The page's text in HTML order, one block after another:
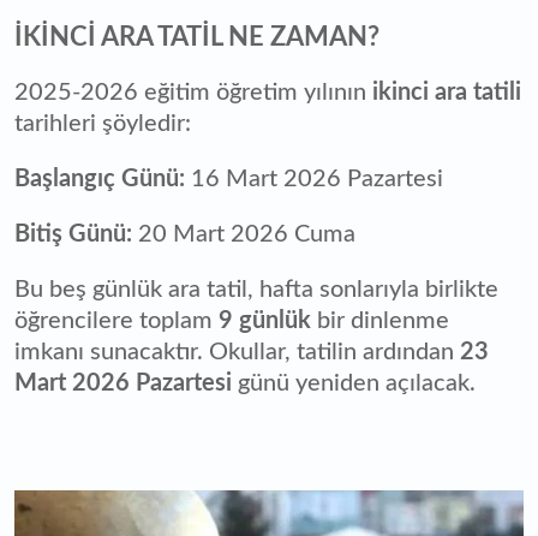
İKİNCİ ARA TATİL NE ZAMAN?
2025-2026 eğitim öğretim yılının ikinci ara tatili
tarihleri şöyledir:
Başlangıç Günü: 16 Mart 2026 Pazartesi
Bitiş Günü: 20 Mart 2026 Cuma
Bu beş günlük ara tatil, hafta sonlarıyla birlikte
öğrencilere toplam 9 günlük bir dinlenme
imkanı sunacaktır. Okullar, tatilin ardından 23
Mart 2026 Pazartesi günü yeniden açılacak.